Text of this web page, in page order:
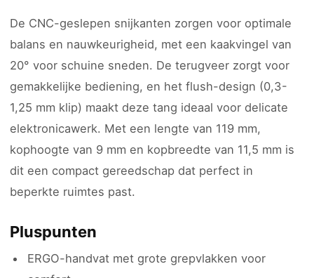
De CNC-geslepen snijkanten zorgen voor optimale
balans en nauwkeurigheid, met een kaakvingel van
20° voor schuine sneden. De terugveer zorgt voor
gemakkelijke bediening, en het flush-design (0,3-
1,25 mm klip) maakt deze tang ideaal voor delicate
elektronicawerk. Met een lengte van 119 mm,
kophoogte van 9 mm en kopbreedte van 11,5 mm is
dit een compact gereedschap dat perfect in
beperkte ruimtes past.
Pluspunten
ERGO-handvat met grote grepvlakken voor